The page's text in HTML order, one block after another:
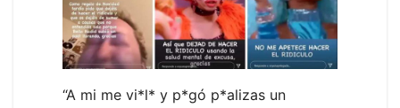
“A mi me vi*l* y p*gó p*alizas un